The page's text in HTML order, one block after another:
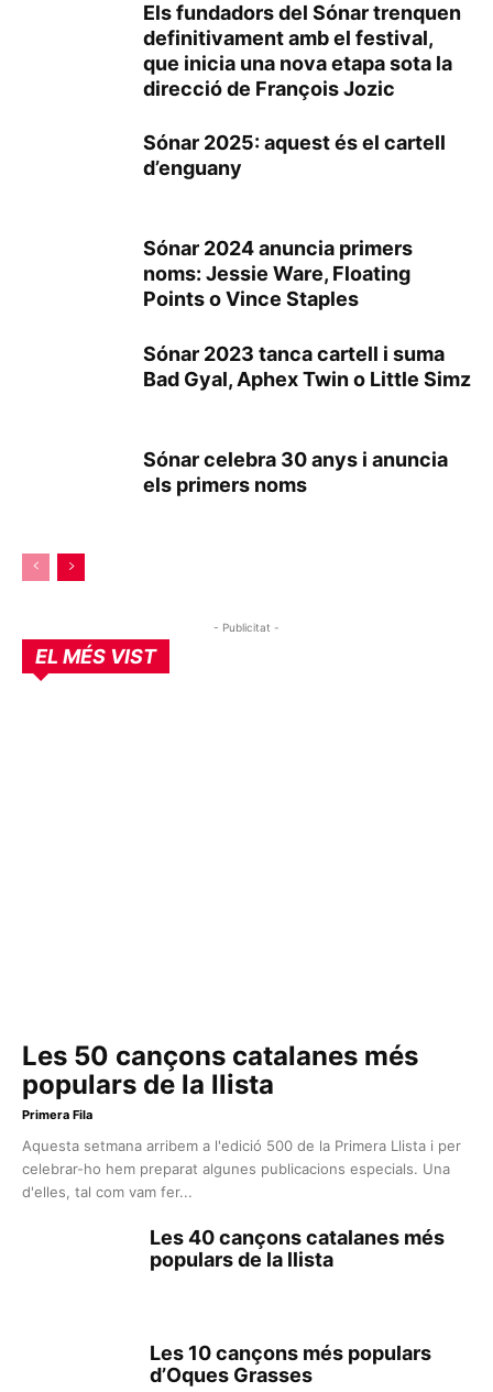
Els fundadors del Sónar trenquen
definitivament amb el festival,
que inicia una nova etapa sota la
direcció de François Jozic
Sónar 2025: aquest és el cartell
d’enguany
Sónar 2024 anuncia primers
noms: Jessie Ware, Floating
Points o Vince Staples
Sónar 2023 tanca cartell i suma
Bad Gyal, Aphex Twin o Little Simz
Sónar celebra 30 anys i anuncia
els primers noms
- Publicitat -
EL MÉS VIST
Les 50 cançons catalanes més
populars de la llista
Primera Fila
Aquesta setmana arribem a l'edició 500 de la Primera Llista i per
celebrar-ho hem preparat algunes publicacions especials. Una
d'elles, tal com vam fer...
Les 40 cançons catalanes més
populars de la llista
Les 10 cançons més populars
d’Oques Grasses